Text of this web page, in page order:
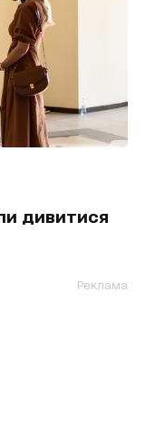
дивитися
Реклама